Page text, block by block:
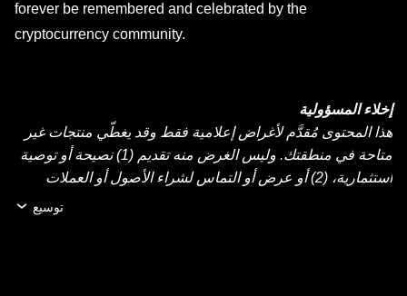
forever be remembered and celebrated by the
cryptocurrency community.
إخلاء المسؤولية
هذا المحتوى مُقدَّم لأغراض إعلامية فقط وقد يغطّي منتجات غير
متاحة في منطقتك. وليس الغرض منه تقديم (1) نصيحة أو توصية
استثمارية، (2) أو عرض أو التماس لشراء الأصول أو العملات
الرقمية أو بيعها أو الاحتفاظ بها، أو (3) استشارة مالية أو محاسبية
توسيع